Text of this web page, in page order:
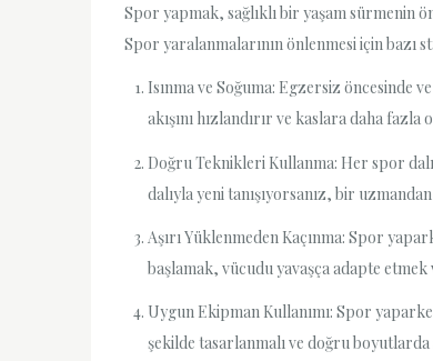
Spor yapmak, sağlıklı bir yaşam sürmenin
Spor yaralanmalarının önlenmesi için bazı
Isınma ve Soğuma: Egzersiz öncesinde
akışını hızlandırır ve kaslara daha
Doğru Teknikleri Kullanma: Her spor
dalıyla yeni tanışıyorsanız, bir
Aşırı Yüklenmeden Kaçınma: Spor
başlamak, vücudu yavaşça adapte
Uygun Ekipman Kullanımı: Spor
şekilde tasarlanmalı ve doğru